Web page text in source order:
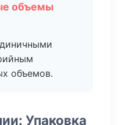
объемы
объемов.
Упаковка